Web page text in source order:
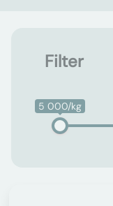
Filter
5 000/kg